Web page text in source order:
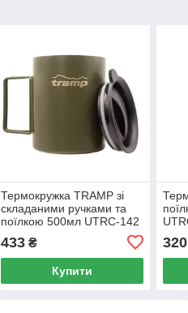
Термокружка TRAMP зі
складаними ручками та
поїлкою 500мл UTRC-142
433₴
Купити
320